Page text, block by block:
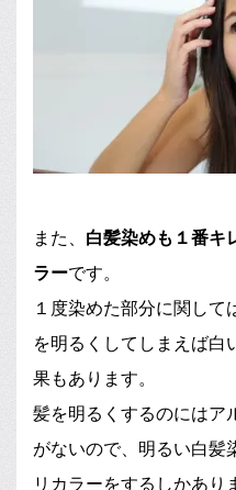
また、 白髪染めも１番キ
ラーです。
１度染めた部分に関して
を明るくしてしまえば白
果もあります。
髪を明るくするのにはア
がないので、明るい白髪
リカラーをするしかあり